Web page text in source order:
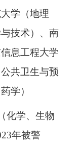
学（地理
技术）、南
息工程大学
共卫生与预
学）
化学、生物
年被警